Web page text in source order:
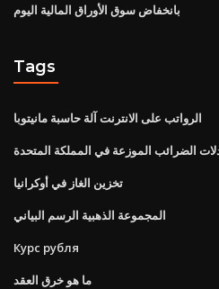
بانخفاض سوق الأوراق المالية اليوم
Tags
الرواتب على الانترنت آلة حاسبة مانيتوبا
الضرائب الموزعة في المملكة المتحدة
تخزين الغاز في أوكرانيا
المجموعة الذهبية الرسم البياني
Курс рубля
ما هو خرق العقد